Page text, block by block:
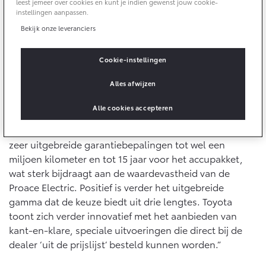
Corolla Cross
Vanaf € 39.995,-
HYBRIDE
Vanaf € 36.495,-
Toyota C-HR+
BATTERIJ-ELEKTRISCH
RAV4
PLUG-IN HYBRIDE
10 jaar batterijgarantie
Toyota fabrieksgarantie
Onderdelen & Accessoires
Connected
Connected Services
MyToyota login
MyToyota App
Abonnementen
Energie en slim laden
Toyota Autoverzekering
Toyota Hybride Autoverzekering
Bedrijfswagens
Bedrijfswagens op maat
Uitgebreide garantie en waardevastheid
de nummer twee, de Mercedes-Benz eSprinter. “Een
Wijngaarden, redacteur bij Automobiel Management.
zeer uitgebreide garantiebepalingen tot wel een
miljoen kilometer en tot 15 jaar voor het accupakket,
wat sterk bijdraagt aan de waardevastheid van de
Proace Electric. Positief is verder het uitgebreide
gamma dat de keuze biedt uit drie lengtes. Toyota
toont zich verder innovatief met het aanbieden van
kant-en-klare, speciale uitvoeringen die direct bij de
dealer ‘uit de prijslijst’ besteld kunnen worden.”
instellingen aanpassen.
Bekijk onze leveranciers
Cookie-instellingen
Alles afwijzen
Alle cookies accepteren